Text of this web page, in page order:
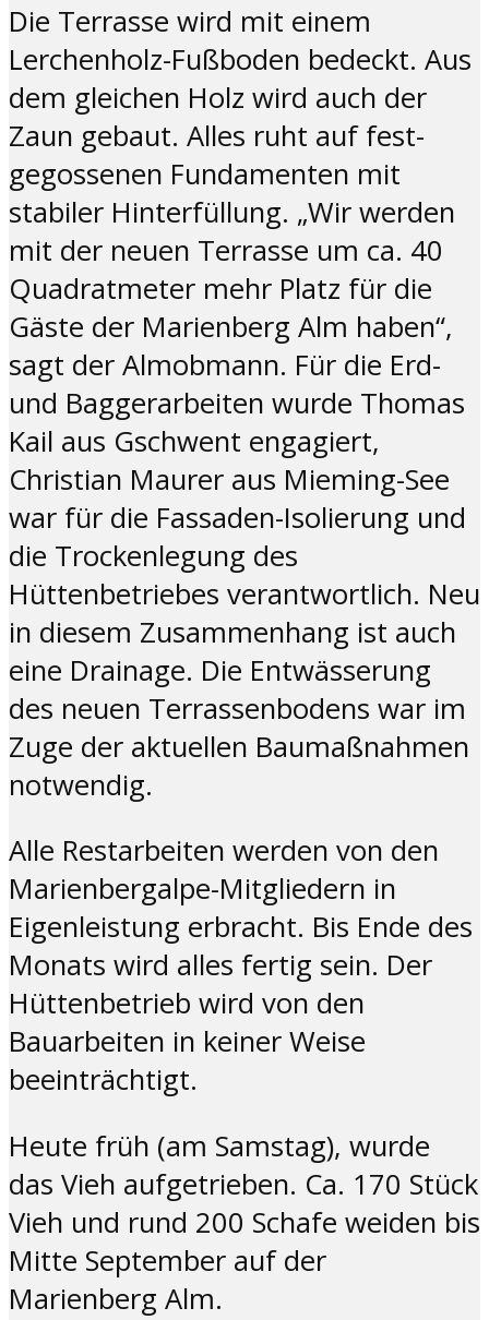
Die Terrasse wird mit einem
Lerchenholz-Fußboden bedeckt. Aus
dem gleichen Holz wird auch der
Zaun gebaut. Alles ruht auf fest-
gegossenen Fundamenten mit
stabiler Hinterfüllung. „Wir werden
mit der neuen Terrasse um ca. 40
Quadratmeter mehr Platz für die
Gäste der Marienberg Alm haben“,
sagt der Almobmann. Für die Erd-
und Baggerarbeiten wurde Thomas
Kail aus Gschwent engagiert,
Christian Maurer aus Mieming-See
war für die Fassaden-Isolierung und
die Trockenlegung des
Hüttenbetriebes verantwortlich. Neu
in diesem Zusammenhang ist auch
eine Drainage. Die Entwässerung
des neuen Terrassenbodens war im
Zuge der aktuellen Baumaßnahmen
notwendig.
Alle Restarbeiten werden von den
Marienbergalpe-Mitgliedern in
Eigenleistung erbracht. Bis Ende des
Monats wird alles fertig sein. Der
Hüttenbetrieb wird von den
Bauarbeiten in keiner Weise
beeinträchtigt.
Heute früh (am Samstag), wurde
das Vieh aufgetrieben. Ca. 170 Stück
Vieh und rund 200 Schafe weiden bis
Mitte September auf der
Marienberg Alm.